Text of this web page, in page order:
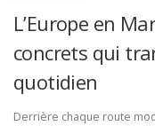
L’Europe en
concrets qui
quotidien
Derrière chaque route